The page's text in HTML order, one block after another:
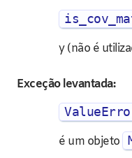
y (não é
Exceção levantada:
é um objeto